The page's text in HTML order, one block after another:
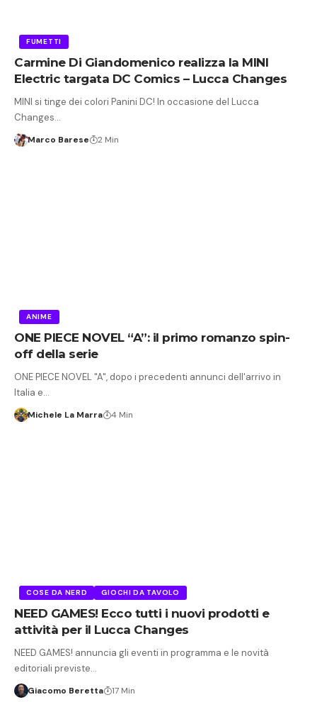
FUMETTI
Carmine Di Giandomenico realizza la MINI
Electric targata DC Comics – Lucca Changes
MINI si tinge dei colori Panini DC! In occasione del Lucca
Changes…
Marco Barese 2 Min
ANIME
ONE PIECE NOVEL “A”: il primo romanzo spin-
off della serie
ONE PIECE NOVEL "A", dopo i precedenti annunci dell'arrivo in
Italia e…
Michele La Marra 4 Min
COSE DA NERD GIOCHI DA TAVOLO
NEED GAMES! Ecco tutti i nuovi prodotti e
attività per il Lucca Changes
NEED GAMES! annuncia gli eventi in programma e le novità
editoriali previste…
Giacomo Beretta 17 Min